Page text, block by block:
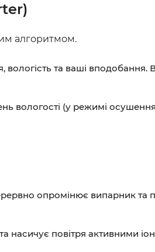
алгоритмом.
вологість та ваші
вологості (у режимі
опромінює випарник та
насичує повітря активними